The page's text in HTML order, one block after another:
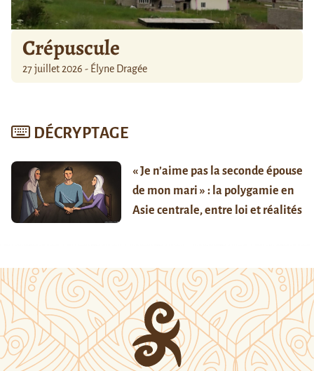
Crépuscule
27 juillet 2026 - Élyne Dragée
DÉCRYPTAGE
« Je n’aime pas la seconde épouse
de mon mari » : la polygamie en
Asie centrale, entre loi et réalités